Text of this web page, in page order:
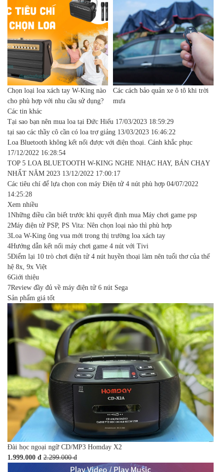
Chọn loại loa xách tay W-King nào
cho phù hợp với nhu cầu sử dụng?
Các cách bảo quản xe ô tô khi trời
mưa
Các tin khác
Tại sao bạn nên mua loa tại Đức Hiếu 17/03/2023 18:59:29
tại sao các thầy cô cần có loa trợ giảng 13/03/2023 16:46:22
Loa Bluetooth không kết nối được với điện thoại. Cánh khắc phục
17/12/2022 16:28:54
TOP 5 LOA BLUETOOTH W-KING NGHE NHẠC HAY, BÁN CHẠY
NHẤT NĂM 2023 13/12/2022 17:00:17
Các tiêu chí để lựa chọn con máy Điện tử 4 nút phù hợp 04/07/2022
14:25:28
Xem nhiều
1Những điều cần biết trước khi quyết định mua Máy chơi game psp
2Máy điện tử PSP, PS Vita: Nên chọn loại nào thì phù hợp
3Loa W-King ông vua mới trong thị trường loa xách tay
4Hướng dẫn kết nối máy chơi game 4 nút với Tivi
5Điểm lại 10 trò chơi điện tử 4 nút huyền thoại làm nên tuổi thơ của thế
hệ 8x, 9x Việt
6Giới thiệu
7Review đầy đủ về máy điện tử 6 nút Sega
Sản phẩm giá tốt
Đài học ngoại ngữ CD/MP3 Homday X2
1.999.000 đ 2.299.000 đ